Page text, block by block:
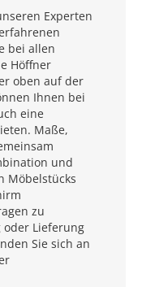
Experten
bei allen
Höffner
oben auf der
Ihnen bei
eine
Maße,
und
Möbelstücks
zu
oder Lieferung
Sie sich an